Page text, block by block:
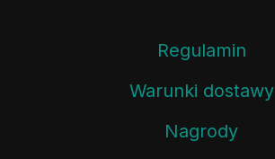
Regulamin
Warunki dostawy
Nagrody